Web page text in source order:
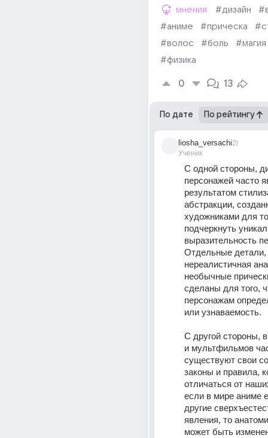
мнения #дизайн
#аниме
#прическа
#волос
#боль
#магия
#физика
0 13
По дате По рейтингу
liosha_versachi
Ученик
2г
С одной стороны,
персонажей часто
результатом
абстракции,
художниками для
подчеркнуть
выразительность
Отдельные детали,
нереалистичная
необычные
сделаны для того,
персонажам
или узнаваемость.
С другой стороны,
и мультфильмов
существуют свои
законы и правила,
отличаться от
если в мире аниме
другие
явления, то
может быть